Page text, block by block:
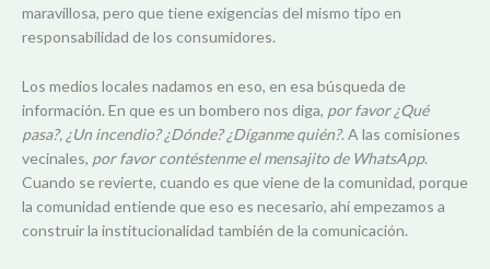
maravillosa, pero que tiene exigencias del mismo tipo en
responsabilidad de los consumidores.
Los medios locales nadamos en eso, en esa búsqueda de
información. En que es un bombero nos diga, por favor ¿Qué
pasa?, ¿Un incendio? ¿Dónde? ¿Díganme quién?. A las comisiones
vecinales, por favor contéstenme el mensajito de WhatsApp.
Cuando se revierte, cuando es que viene de la comunidad, porque
la comunidad entiende que eso es necesario, ahí empezamos a
construir la institucionalidad también de la comunicación.